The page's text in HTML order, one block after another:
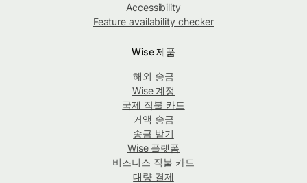
Accessibility
Feature availability checker
Wise 제품
해외 송금
Wise 계정
국제 직불 카드
거액 송금
송금 받기
Wise 플랫폼
비즈니스 직불 카드
대량 결제